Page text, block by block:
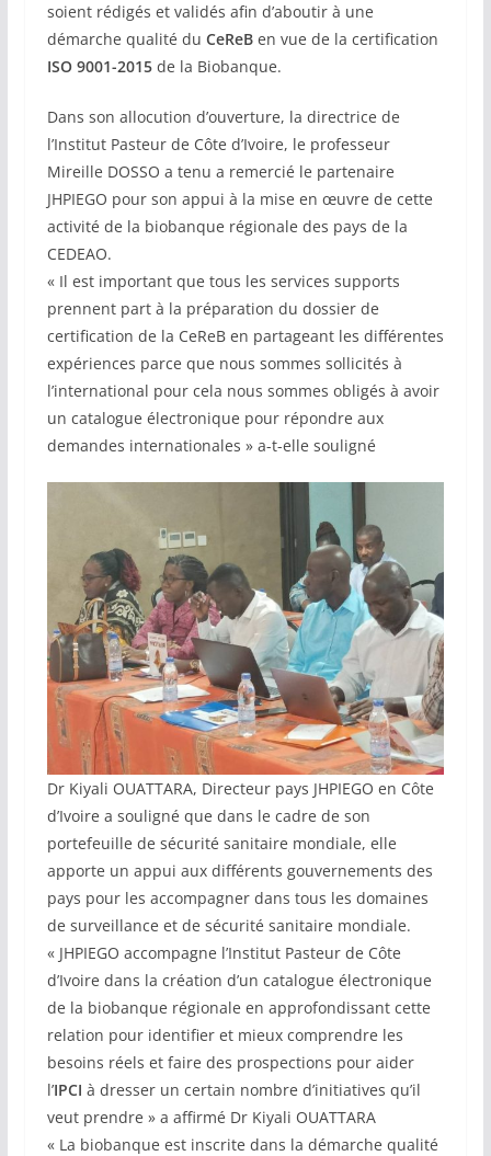
soient rédigés et validés afin d’aboutir à une
démarche qualité du CeReBen vue de la certification
ISO 9001-2015de la Biobanque.
Dans son allocution d’ouverture, la directrice de
l’Institut Pasteur de Côte d’Ivoire, le professeur
Mireille DOSSO a tenu a remercié le partenaire
JHPIEGO pour son appui à la mise en œuvre de cette
activité de la biobanque régionale des pays de la
CEDEAO.
« Il est important que tous les services supports
prennent part à la préparation du dossier de
certification de la CeReB en partageant les différentes
expériences parce que nous sommes sollicités à
l’international pour cela nous sommes obligés à avoir
un catalogue électronique pour répondre aux
demandes internationales » a-t-elle souligné
Dr Kiyali OUATTARA, Directeur pays JHPIEGO en Côte
d’Ivoire a souligné que dans le cadre de son
portefeuille de sécurité sanitaire mondiale, elle
apporte un appui aux différents gouvernements des
pays pour les accompagner dans tous les domaines
de surveillance et de sécurité sanitaire mondiale.
« JHPIEGO accompagne l’Institut Pasteur de Côte
d’Ivoire dans la création d’un catalogue électronique
de la biobanque régionale en approfondissant cette
relation pour identifier et mieux comprendre les
besoins réels et faire des prospections pour aider
l’IPCI à dresser un certain nombre d’initiatives qu’il
veut prendre » a affirmé Dr Kiyali OUATTARA
« La biobanque est inscrite dans la démarche qualité